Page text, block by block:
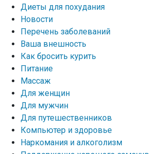
Диеты для похудания
Новости
Перечень заболеваний
Ваша внешность
Как бросить курить
Питание
Массаж
Для женщин
Для мужчин
Для путешественников
Компьютер и здоровье
Наркомания и алкоголизм